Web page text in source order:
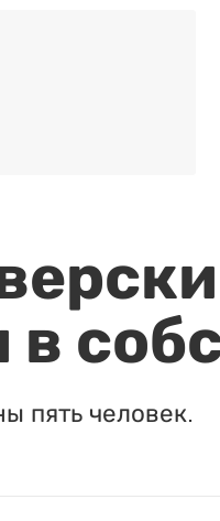
в
пять человек.